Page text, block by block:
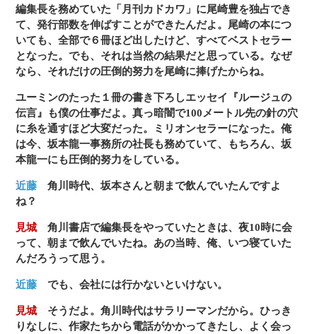
編集長を務めていた「月刊カドカワ」に尾崎豊を独占でき
て、発行部数を伸ばすことができたんだよ。尾崎の本につ
いても、全部で６冊ほど出したけど、すべてベストセラー
となった。でも、それは当然の結果だと思っている。なぜ
なら、それだけの圧倒的努力を尾崎に捧げたからね。
ユーミンのたった１冊の書き下ろしエッセイ『ルージュの
伝言』も僕の仕事だよ。真っ暗闇で100メートル先の針の穴
に糸を通すほど大変だった。ミリオンセラーになった。俺
は今、坂本龍一事務所の社長も務めていて、もちろん、坂
本龍一にも圧倒的努力をしている。
近藤 角川時代、坂本さんと朝まで飲んでいたんですよ
ね？
見城 角川書店で編集長をやっていたときは、夜10時に会
って、朝まで飲んでいたね。あの当時、俺、いつ寝ていた
んだろうって思う。
近藤 でも、会社には行かないといけない。
見城 そうだよ。角川時代はサラリーマンだから。ひっき
りなしに、作家たちから電話がかかってきたし、よく会っ